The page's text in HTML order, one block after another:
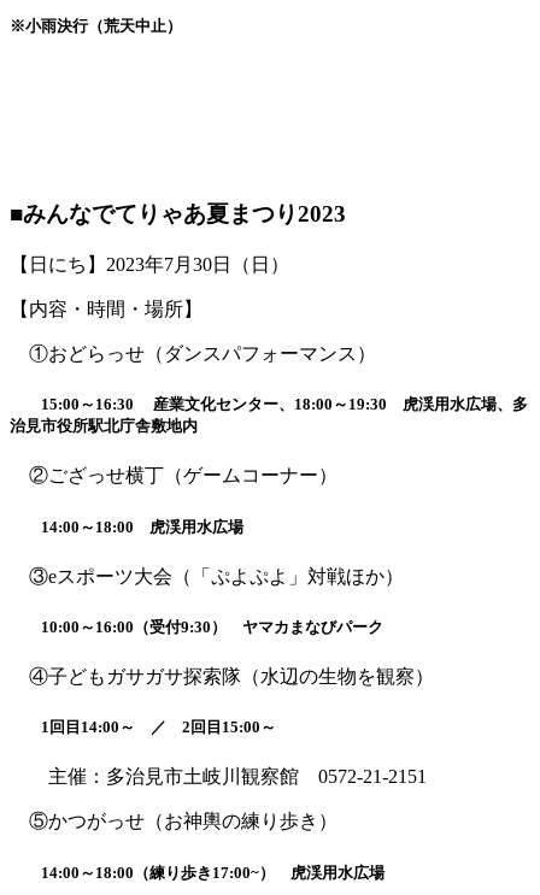
※小雨決行（荒天中止）
■みんなでてりゃあ夏まつり2023
【日にち】2023年7月30日（日）
【内容・時間・場所】
①おどらっせ（ダンスパフォーマンス）
15:00～16:30 産業文化センター、18:00～19:30 虎渓用水広場、多
治見市役所駅北庁舎敷地内
②ござっせ横丁（ゲームコーナー）
14:00～18:00 虎渓用水広場
③eスポーツ大会（「ぷよぷよ」対戦ほか）
10:00～16:00（受付9:30） ヤマカまなびパーク
④子どもガサガサ探索隊（水辺の生物を観察）
1回目14:00～ ／ 2回目15:00～
主催：多治見市土岐川観察館 0572-21-2151
⑤かつがっせ（お神輿の練り歩き）
14:00～18:00（練り歩き17:00~） 虎渓用水広場